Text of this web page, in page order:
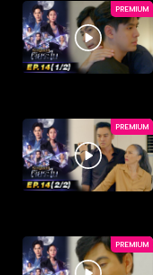
PREMIUM
PREMIUM
PREMIUM